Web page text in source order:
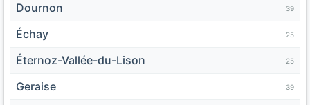
Dournon 39
Échay 25
Éternoz-Vallée-du-Lison 25
Geraise 39